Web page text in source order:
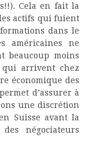
Cela en fait la
actifs qui fuient
dans le
américaines ne
beaucoup moins
qui arrivent chez
économique des
d’assurer à
une discrétion
Suisse avant la
négociateurs